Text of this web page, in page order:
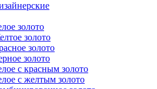
золото
золото
золото
золото
с красным золото
с желтым золото